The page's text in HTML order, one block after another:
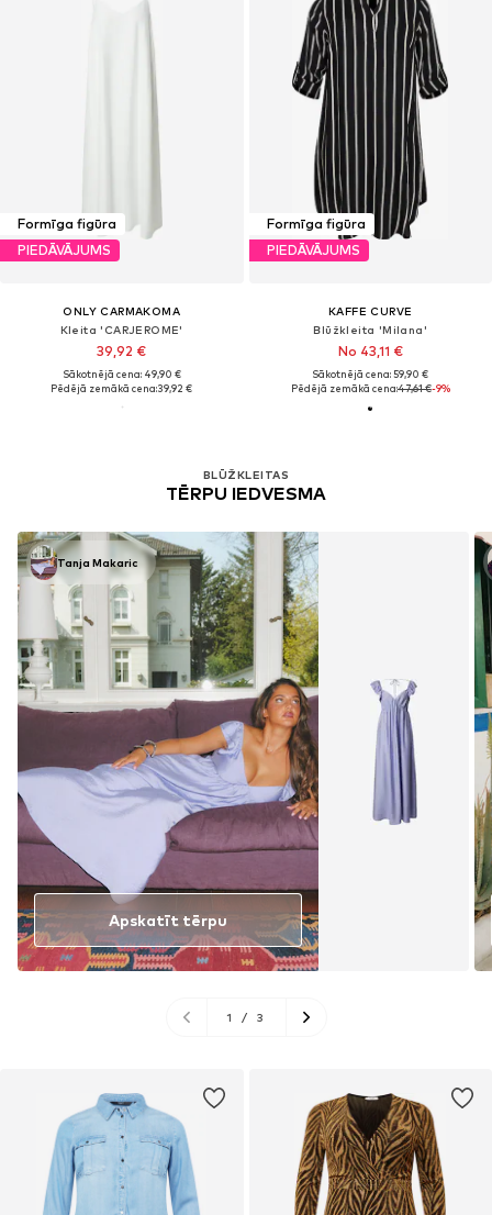
Formīga figūra
PIEDĀVĀJUMS
ONLY CARMAKOMA
Kleita 'CARJEROME'
39,92 €
Sākotnējā cena: 49,90 €
Pēdējā zemākā cena:39,92 €
BLŪŽKLEITAS
TĒRPU IEDVESMA
Tanja Makaric
Apskatīt tērpu
1 / 3
Formīga figūra
PIEDĀVĀJUMS
KAFFE CURVE
Blūžkleita 'Milana'
No 43,11 €
Sākotnējā cena: 59,90 €
Pēdējā zemākā cena:47,61 €-9%